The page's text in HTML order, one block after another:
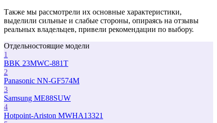
Также мы рассмотрели их основные характеристики,
выделили сильные и слабые стороны, опираясь на отзывы
реальных владельцев, привели рекомендации по выбору.
Отдельностоящие модели
1
BBK 23MWC-881T
2
Panasonic NN-GF574M
3
Samsung ME88SUW
4
Hotpoint-Ariston MWHA13321